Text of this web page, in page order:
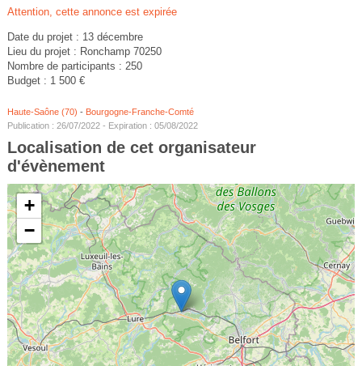
Attention, cette annonce est expirée
Date du projet : 13 décembre
Lieu du projet : Ronchamp 70250
Nombre de participants : 250
Budget : 1 500 €
Haute-Saône (70) - Bourgogne-Franche-Comté
Publication : 26/07/2022 - Expiration : 05/08/2022
Localisation de cet organisateur
d'évènement
+
−